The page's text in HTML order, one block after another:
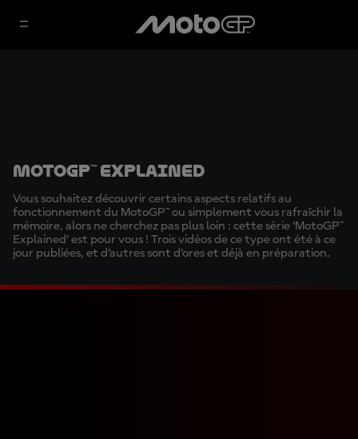
MotoGP™ Explained
Vous souhaitez découvrir certains aspects relatifs au
fonctionnement du MotoGP™ ou simplement vous rafraîchir la
mémoire, alors ne cherchez pas plus loin : cette série ‘MotoGP™
Explained’ est pour vous ! Trois vidéos de ce type ont été à ce
jour publiées, et d’autres sont d’ores et déjà en préparation.